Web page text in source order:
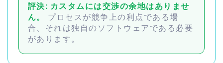
評決: カスタムには交渉の余地はありませ
ん。
プロセスが競争上の利点である場
合、それは独自のソフトウェアである必要
があります。